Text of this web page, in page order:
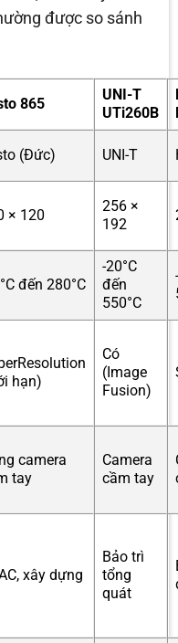
được so sánh
865
UNI-T
UTi260B
(Đức) UNI-T
× 120
256 ×
192
đến 280°C
-20°C
đến
550°C
hạn)
Có
(Image
Fusion)
camera
tay
Camera
cầm tay
xây dựng
Bảo trì
tổng
quát